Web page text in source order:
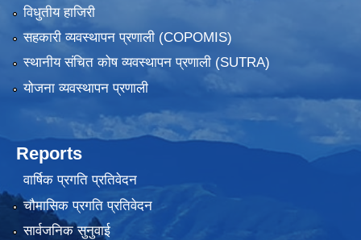
विधुतीय हाजिरी
सहकारी व्यवस्थापन प्रणाली (COPOMIS)
स्थानीय संचित कोष व्यवस्थापन प्रणाली (SUTRA)
योजना व्यवस्थापन प्रणाली
Reports
वार्षिक प्रगति प्रतिवेदन
चौमासिक प्रगति प्रतिवेदन
सार्वजनिक सुनुवाई